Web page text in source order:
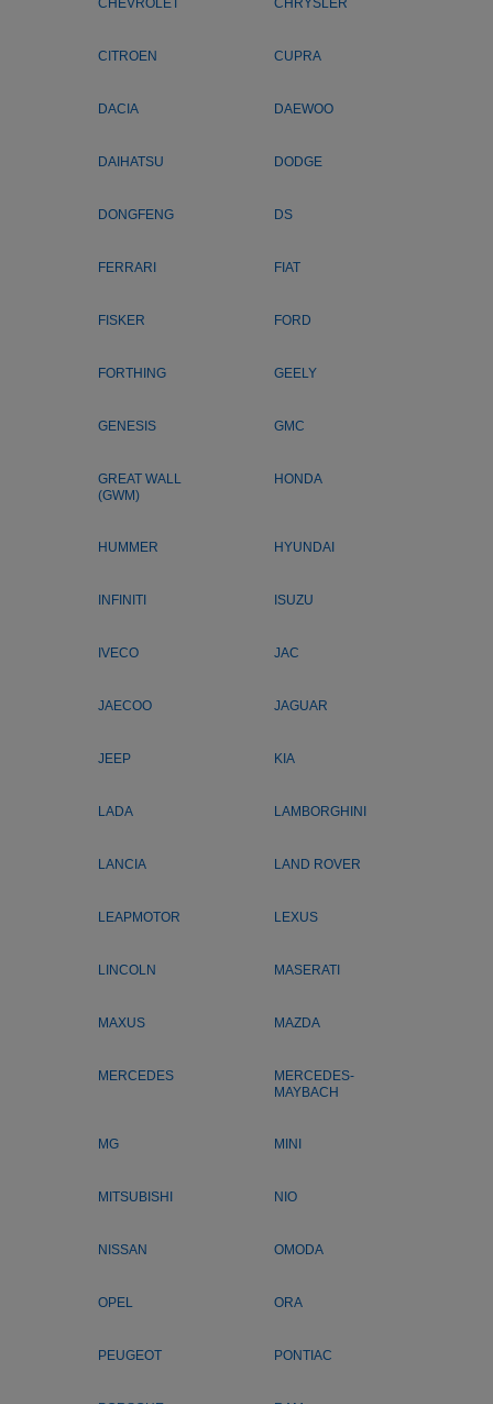
CHEVROLET CHRYSLER
CITROEN CUPRA
DACIA DAEWOO
DAIHATSU DODGE
DONGFENG DS
FERRARI FIAT
FISKER FORD
FORTHING GEELY
GENESIS GMC
GREAT WALL
(GWM)
HONDA
HUMMER HYUNDAI
INFINITI ISUZU
IVECO JAC
JAECOO JAGUAR
JEEP KIA
LADA LAMBORGHINI
LANCIA LAND ROVER
LEAPMOTOR LEXUS
LINCOLN MASERATI
MAXUS MAZDA
MERCEDES
MERCEDES-
MAYBACH
MG MINI
MITSUBISHI NIO
NISSAN OMODA
OPEL ORA
PEUGEOT PONTIAC